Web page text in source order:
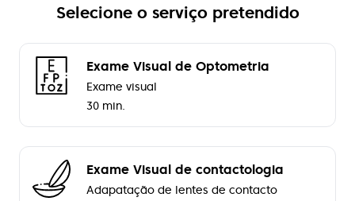
Selecione o serviço pretendido
Exame Visual de Optometria
Exame visual
30 min.
Exame Visual de contactologia
Adapatação de lentes de contacto